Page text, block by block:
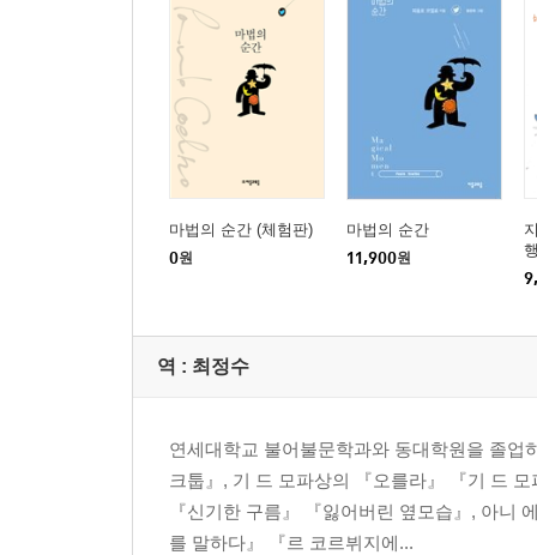
마법의 순간 (체험판)
0원
마법의 순간
11,900원
역 : 최정수
연세대학교 불어불문학과와 동대학원을 졸
크툽』, 기 드 모파상의 『오를라』 『기 드
『신기한 구름』 『잃어버린 옆모습』, 아니
를 말하다』 『르 코르뷔지에...